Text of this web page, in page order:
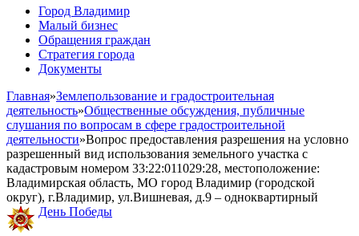
Город Владимир
Малый бизнес
Обращения граждан
Стратегия города
Документы
Главная»Землепользование и градостроительная
деятельность»Общественные обсуждения, публичные
слушания по вопросам в сфере градостроительной
деятельности»Вопрос предоставления разрешения на условно
разрешенный вид использования земельного участка с
кадастровым номером 33:22:011029:28, местоположение:
Владимирская область, МО город Владимир (городской
округ), г.Владимир, ул.Вишневая, д.9 – одноквартирный
День Победы